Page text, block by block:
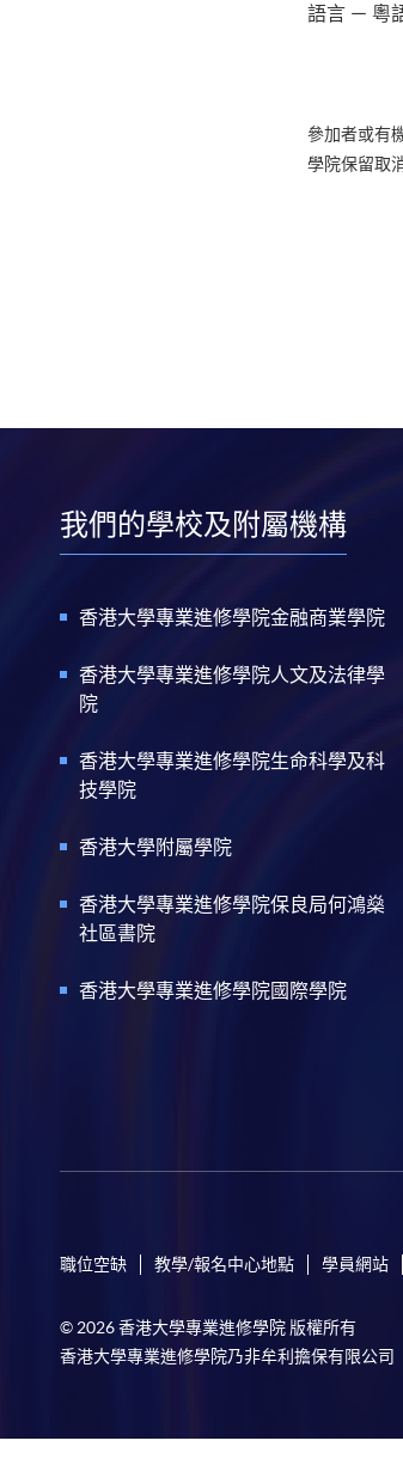
語言 － 粵
參加者或有
學院保留取
我們的學校及附屬機構
香港大學專業進修學院金融商業學院
香港大學專業進修學院人文及法律學
院
香港大學專業進修學院生命科學及科
技學院
香港大學附屬學院
香港大學專業進修學院保良局何鴻燊
社區書院
香港大學專業進修學院國際學院
職位空缺 教學/報名中心地點 學員網站
© 2026 香港大學專業進修學院 版權所有
香港大學專業進修學院乃非牟利擔保有限公司